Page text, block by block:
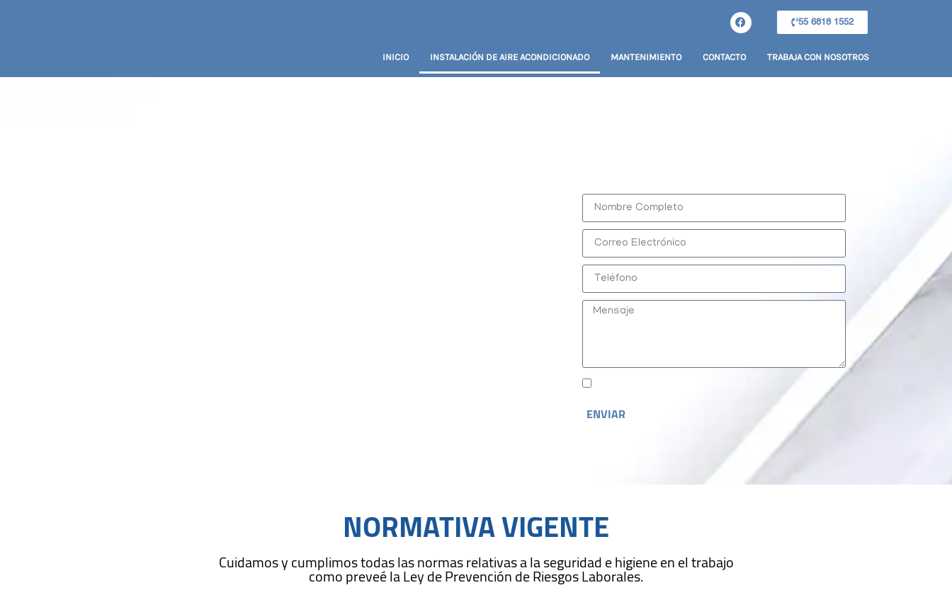
55 6818 1552
INICIO INSTALACIÓN DE AIRE ACONDICIONADO MANTENIMIENTO CONTACTO TRABAJA CON NOSOTROS
ENVIAR
NORMATIVA VIGENTE
Cuidamos y cumplimos todas las normas relativas a la seguridad e higiene en el trabajo
como preveé la Ley de Prevención de Riesgos Laborales.